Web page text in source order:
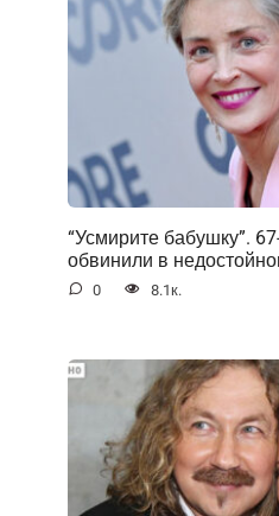
“Усмирите бабушку”.
обвинили в
0 8.1к.